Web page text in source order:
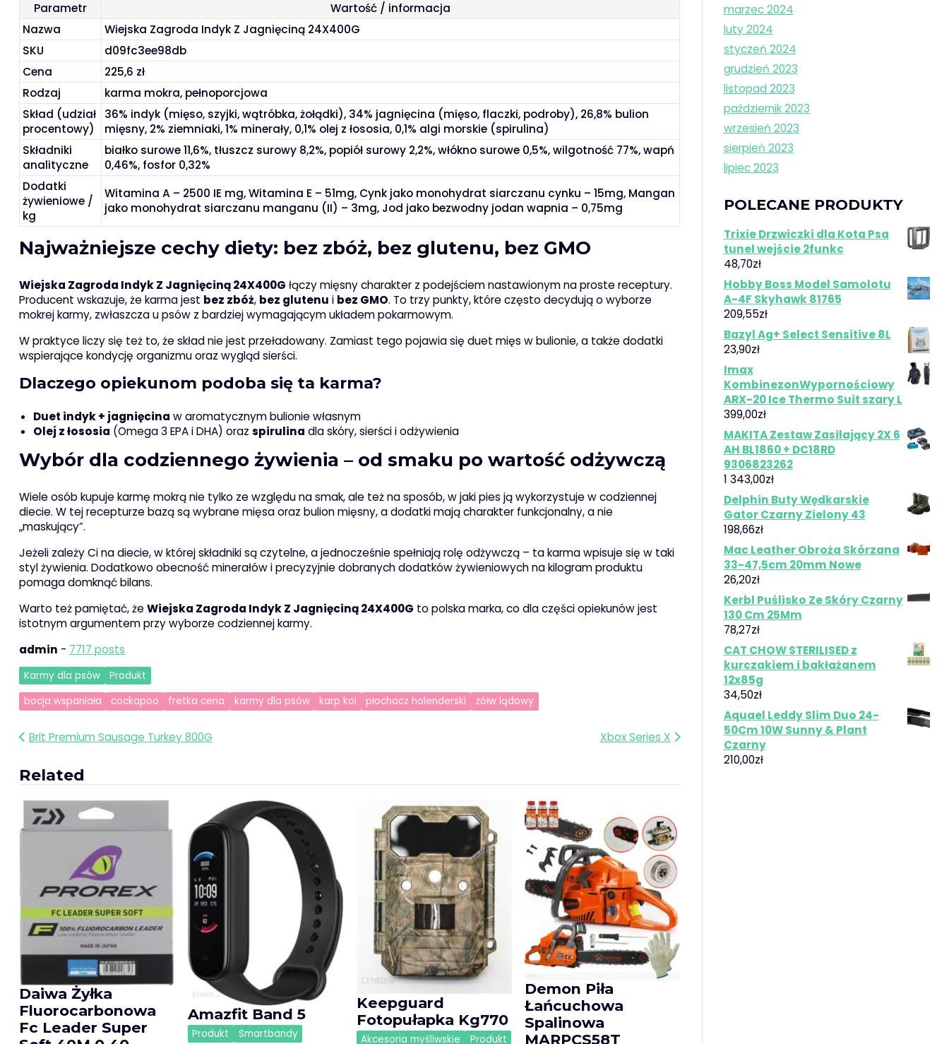
Parametr
Wartość / informacja
Nazwa
Wiejska Zagroda Indyk Z Jagnięciną 24X400G
SKU
d09fc3ee98db
Cena
225,6 zł
Rodzaj
karma mokra, pełnoporcjowa
Skład (udział
procentowy)
36% indyk (mięso, szyjki, wątróbka, żołądki), 34% jagnięcina (mięso, flaczki, podroby), 26,8% bulion
mięsny, 2% ziemniaki, 1% minerały, 0,1% olej z łososia, 0,1% algi morskie (spirulina)
Składniki
analityczne
białko surowe 11,6%, tłuszcz surowy 8,2%, popiół surowy 2,2%, włókno surowe 0,5%, wilgotność 77%, wapń
0,46%, fosfor 0,32%
Dodatki
żywieniowe /
kg
Witamina A – 2500 IE mg, Witamina E – 51mg, Cynk jako monohydrat siarczanu cynku – 15mg, Mangan
jako monohydrat siarczanu manganu (II) – 3mg, Jod jako bezwodny jodan wapnia – 0,75mg
Najważniejsze cechy diety: bez zbóż, bez glutenu, bez GMO
Wiejska Zagroda Indyk Z Jagnięciną 24X400G łączy mięsny charakter z podejściem nastawionym na proste receptury.
Producent wskazuje, że karma jest bez zbóż, bez glutenu i bez GMO. To trzy punkty, które często decydują o wyborze
mokrej karmy, zwłaszcza u psów z bardziej wymagającym układem pokarmowym.
W praktyce liczy się też to, że skład nie jest przeładowany. Zamiast tego pojawia się duet mięs w bulionie, a także dodatki
wspierające kondycję organizmu oraz wygląd sierści.
Dlaczego opiekunom podoba się ta karma?
Duet indyk + jagnięcina w aromatycznym bulionie własnym
Olej z łososia (Omega 3 EPA i DHA) oraz spirulina dla skóry, sierści i odżywienia
Wybór dla codziennego żywienia – od smaku po wartość odżywczą
Wiele osób kupuje karmę mokrą nie tylko ze względu na smak, ale też na sposób, w jaki pies ją wykorzystuje w codziennej
diecie. W tej recepturze bazą są wybrane mięsa oraz bulion mięsny, a dodatki mają charakter funkcjonalny, a nie
„maskujący”.
Jeżeli zależy Ci na diecie, w której składniki są czytelne, a jednocześnie spełniają rolę odżywczą – ta karma wpisuje się w taki
styl żywienia. Dodatkowo obecność minerałów i precyzyjnie dobranych dodatków żywieniowych na kilogram produktu
pomaga domknąć bilans.
Warto też pamiętać, żeWiejska Zagroda Indyk Z Jagnięciną 24X400G to polska marka, co dla części opiekunów jest
istotnym argumentem przy wyborze codziennej karmy.
admin - 7717 posts
Karmy dla psów
Produkt
bocja wspaniała
cockapoo fretka cena karmy dla psów karp koi płochacz holenderski żółw lądowy
Nawigacja
Brit Premium Sausage Turkey 800G Xbox Series X
Related
Daiwa Żyłka
Fluorocarbonowa
Fc Leader Super
Amazfit Band 5
Produkt Smartbandy
Keepguard
Fotopułapka Kg770
Akcesoria myśliwskie Produkt
Demon Piła
Łańcuchowa
Spalinowa
MARPCS58T
marzec 2024
luty 2024
styczeń 2024
grudzień 2023
listopad 2023
październik 2023
wrzesień 2023
sierpień 2023
lipiec 2023
POLECANE PRODUKTY
Trixie Drzwiczki dla Kota Psa
tunel wejście 2funkc
48,70zł
Hobby Boss Model Samolotu
A-4F Skyhawk 81765
209,55zł
Bazyl Ag+ Select Sensitive 8L
23,90zł
Imax
KombinezonWypornościowy
ARX-20 Ice Thermo Suit szary L
399,00zł
MAKITA Zestaw Zasilający 2X 6
AH BL1860 + DC18RD
9306823262
1 343,00zł
Delphin Buty Wędkarskie
Gator Czarny Zielony 43
198,66zł
Mac Leather Obroża Skórzana
33-47,5cm 20mm Nowe
26,20zł
Kerbl Puślisko Ze Skóry Czarny
130 Cm 25Mm
78,27zł
CAT CHOW STERILISED z
kurczakiem i bakłażanem
12x85g
34,50zł
Aquael Leddy Slim Duo 24-
50Cm 10W Sunny & Plant
Czarny
210,00zł